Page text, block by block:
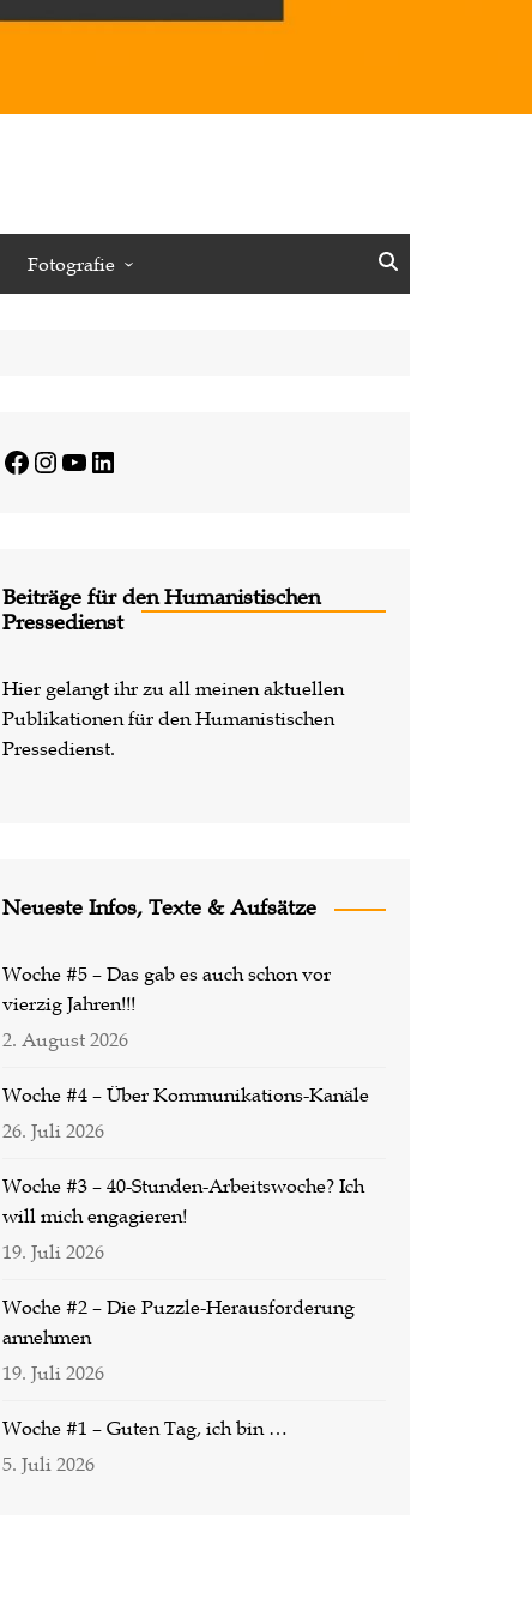
Fotografie
Facebook
Instagram
YouTube
LinkedIn
Beiträge für den Humanistischen
Pressedienst
Hier gelangt ihr zu all meinen aktuellen
Publikationen für den Humanistischen
Pressedienst.
Neueste Infos, Texte & Aufsätze
Woche #5 – Das gab es auch schon vor
vierzig Jahren!!!
2. August 2026
Woche #4 – Über Kommunikations-Kanäle
26. Juli 2026
Woche #3 – 40-Stunden-Arbeitswoche? Ich
will mich engagieren!
19. Juli 2026
Woche #2 – Die Puzzle-Herausforderung
annehmen
19. Juli 2026
Woche #1 – Guten Tag, ich bin …
5. Juli 2026